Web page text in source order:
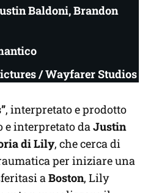
Baldoni, Brandon
/ Wayfarer Studios
, interpretato e prodotto
e interpretato da Justin
di Lily, che cerca di
per iniziare una
a Boston, Lily